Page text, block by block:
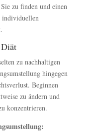
zu finden und einen
individuellen
zu nachhaltigen
hingegen
Beginnen
zu ändern und
konzentrieren.